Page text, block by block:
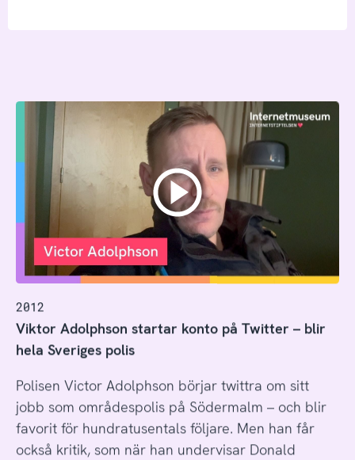
2012
Viktor Adolphson startar konto på Twitter – blir
hela Sveriges polis
Polisen Victor Adolphson börjar twittra om sitt
jobb som områdespolis på Södermalm – och blir
favorit för hundratusentals följare. Men han får
också kritik, som när han undervisar Donald